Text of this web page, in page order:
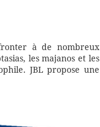
à de nombreux
les majanos et les
JBL propose une